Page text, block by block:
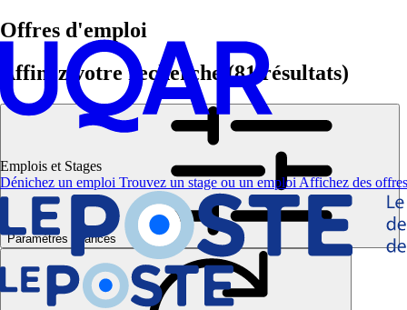
Emplois et Stages
Dénichez un emploi Trouvez un stage ou un emploiAffichez des
Offres d'emploi
Affinez votre recherche (81 résultats)
Paramètres avancés